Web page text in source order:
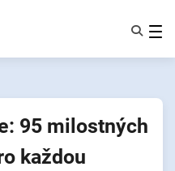
95 milostných
každou